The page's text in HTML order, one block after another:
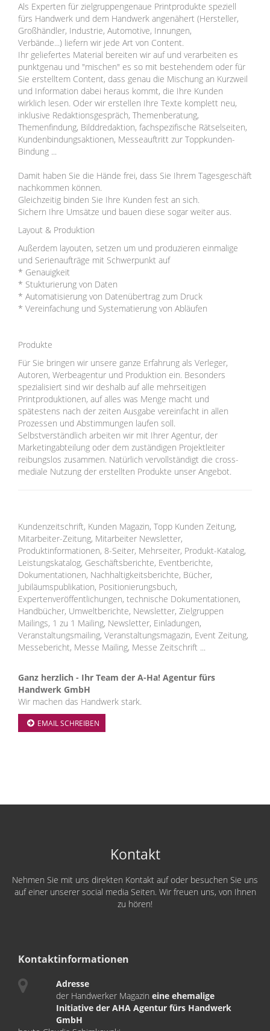
Als Experten für zielgruppengenaue Printprodukte speziell
fürs Handwerk und dem Handwerk angenähert (Hersteller,
Großhändler, Industrie, Automotive, Innungen,
Verbände...) liefern wir jede Art von Content.
Ihr geliefertes Material bereiten wir auf und verarbeiten es
punktgenau und "mischen" es so mit bestehendem oder für
Sie erstelltem Content, dass genau die Mischung an Kurzweil
und Information dabei heraus kommt, die Ihre Kunden
wirklich lesen. Oder wir erstellen Ihre Texte komplett neu,
inklusive Redaktionsgespräch, Themenberatung,
Themenfindung, Bilddredaktion, fachspezifische Rätselseiten,
Kundenbindungsaktionen, Messeauftritt zur Toppkunden-
Bindung ...
Damit haben Sie die Hände frei, dass Sie Ihrem Tagesgeschäft
nachkommen können.
Gleichzeitig binden Sie Ihre Kunden fest an sich.
Sichern Ihre Umsätze und bauen diese sogar weiter aus.
Layout & Produktion
Außerdem layouten, setzen um und produzieren einmalige
und Serienaufträge mit Schwerpunkt auf
* Genauigkeit
* Stukturierung von Daten
* Automatisierung von Datenübertrag zum Druck
* Vereinfachung und Systematierung von Abläufen
Produkte
Für Sie bringen wir unsere ganze Erfahrung als Verleger,
Autoren, Werbeagentur und Produktion ein. Besonders
spezialisiert sind wir deshalb auf alle mehrseitigen
Printproduktionen, auf alles was Menge macht und
spätestens nach der zeiten Ausgabe vereinfacht in allen
Prozessen und Abstimmungen laufen soll.
Selbstverständlich arbeiten wir mit Ihrer Agentur, der
Marketingabteilung oder dem zuständigen Projektleiter
reibungslos zusammen. Natürlich vervollständigt die cross-
mediale Nutzung der erstellten Produkte unser Angebot.
Kundenzeitschrift, Kunden Magazin, Topp Kunden Zeitung,
Mitarbeiter-Zeitung, Mitarbeiter Newsletter,
Produktinformationen, 8-Seiter, Mehrseiter, Produkt-Katalog,
Leistungskatalog, Geschäftsberichte, Eventberichte,
Dokumentationen, Nachhaltigkeitsberichte, Bücher,
Jubiläumspublikation, Positionierungsbuch,
Expertenveröffentlichungen, technische Dokumentationen,
Handbücher, Umweltberichte, Newsletter, Zielgruppen
Mailings, 1 zu 1 Mailing, Newsletter, Einladungen,
Veranstaltungsmailing, Veranstaltungsmagazin, Event Zeitung,
Messebericht, Messe Mailing, Messe Zeitschrift ...
Ganz herzlich - Ihr Team der A-Ha! Agentur fürs
Handwerk GmbH
Wir machen das Handwerk stark.
EMAIL SCHREIBEN
Kontakt
Nehmen Sie mit uns direkten Kontakt auf oder besuchen Sie uns
auf einer unserer social media Seiten. Wir freuen uns, von Ihnen
zu hören!
Kontaktinformationen
Adresse
der Handwerker Magazineine ehemalige
Initiative der AHA Agentur fürs Handwerk
GmbH